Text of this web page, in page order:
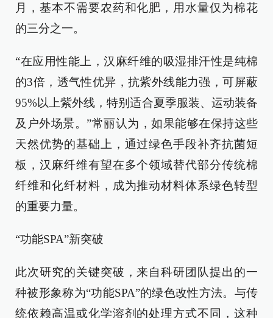
月，基本不需要农药和化肥，用水量仅为棉花
的三分之一。
“在应用性能上，汉麻纤维的吸湿排汗性是纯棉
的3倍，透气性优异，抗紫外线能力强，可屏蔽
95%以上紫外线，特别适合夏季服装、运动装备
及户外场景。”常丽认为，如果能够在保持这些
天然优势的基础上，通过绿色手段补齐抗菌短
板，汉麻纤维有望在多个领域替代部分传统棉
纤维和化纤材料，成为推动材料体系绿色转型
的重要力量。
“功能SPA”新突破
此次研究的关键突破，来自科研团队提出的一
种被形象称为“功能SPA”的绿色改性方法。与传
统依赖高温或化学溶剂的处理方式不同，这种